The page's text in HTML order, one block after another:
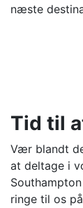
næste
Tid til
Vær blandt
at deltage i
ringe til os